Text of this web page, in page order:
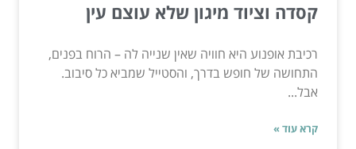
קסדה וציוד מיגון שלא עוצם עין
רכיבת אופנוע היא חוויה שאין שנייה לה – הרוח בפנים,
התחושה של חופש בדרך, והסטייל שמביא כל סיבוב.
אבל...
קרא עוד »